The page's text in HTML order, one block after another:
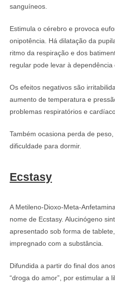
sanguíneos.
Estimula o cérebro e provoca
onipotência. Há dilatação da
ritmo da respiração e dos
regular pode levar à dependência
Os efeitos negativos são
aumento de temperatura e
problemas respiratórios e
Também ocasiona perda de
dificuldade para dormir.
Ecstasy
A Metileno-Dioxo-Meta-
nome de Ecstasy. Alucinógeno
apresentado sob forma de
impregnado com a substância.
Difundida a partir do final dos
“droga do amor”, por estimular a